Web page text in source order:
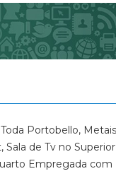
Pitangueiras
Portal da Mata
Portal dos Ipês
Quinta da Primavera -
Quintas de São José -
Quintas de São José -
Quintas de São José -
Portobello, Metais
de Tv no
Empregada com